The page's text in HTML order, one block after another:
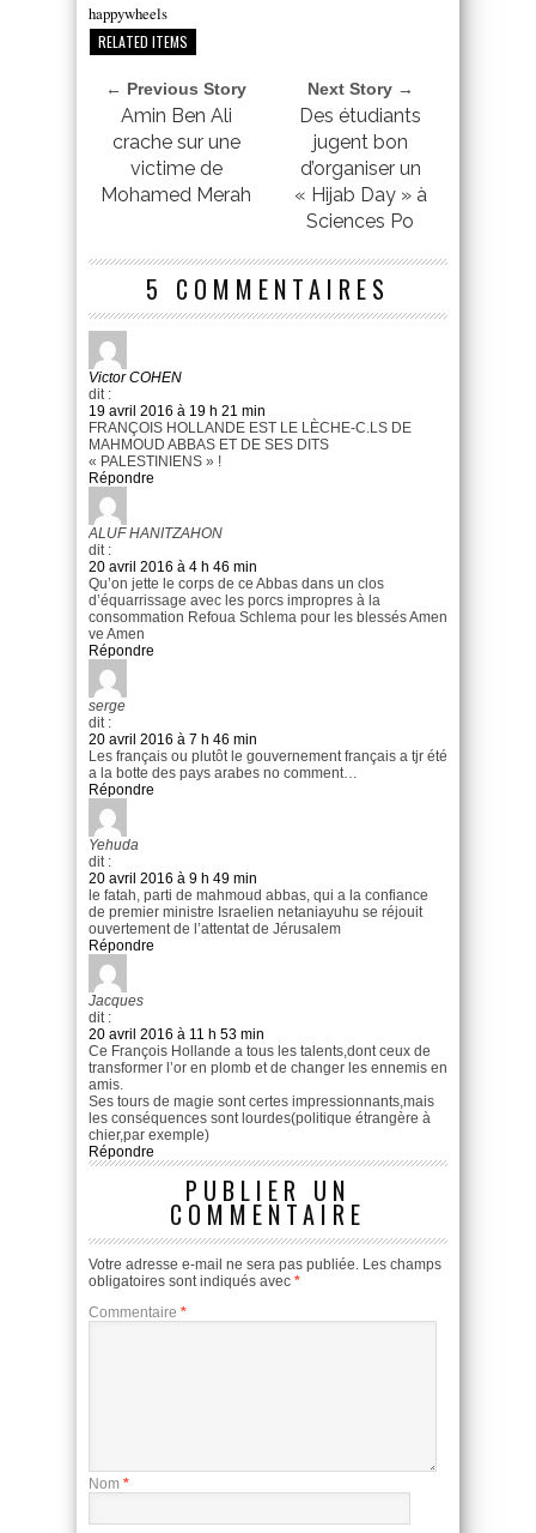
happywheels
RELATED ITEMS
← Previous Story
Amin Ben Ali
crache sur une
victime de
Mohamed Merah
Next Story →
Des étudiants
jugent bon
d’organiser un
« Hijab Day » à
Sciences Po
5 COMMENTAIRES
Victor COHEN
dit :
19 avril 2016 à 19 h 21 min
FRANÇOIS HOLLANDE EST LE LÈCHE-C.LS DE
MAHMOUD ABBAS ET DE SES DITS
« PALESTINIENS » !
Répondre
ALUF HANITZAHON
dit :
20 avril 2016 à 4 h 46 min
Qu’on jette le corps de ce Abbas dans un clos
d’équarrissage avec les porcs impropres à la
consommation Refoua Schlema pour les blessés Amen
ve Amen
Répondre
serge
dit :
20 avril 2016 à 7 h 46 min
Les français ou plutôt le gouvernement français a tjr été
a la botte des pays arabes no comment…
Répondre
Yehuda
dit :
20 avril 2016 à 9 h 49 min
le fatah, parti de mahmoud abbas, qui a la confiance
de premier ministre Israelien netaniayuhu se réjouit
ouvertement de l’attentat de Jérusalem
Répondre
Jacques
dit :
20 avril 2016 à 11 h 53 min
Ce François Hollande a tous les talents,dont ceux de
transformer l’or en plomb et de changer les ennemis en
amis.
Ses tours de magie sont certes impressionnants,mais
les conséquences sont lourdes(politique étrangère à
chier,par exemple)
Répondre
PUBLIER UN
COMMENTAIRE
Votre adresse e-mail ne sera pas publiée. Les champs
obligatoires sont indiqués avec *
Commentaire *
Nom *